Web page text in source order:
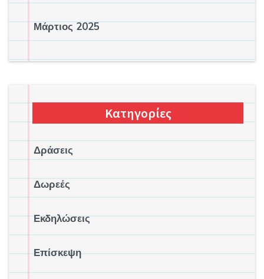
Μάρτιος 2025
Κατηγορίες
Δράσεις
Δωρεές
Εκδηλώσεις
Επίσκεψη